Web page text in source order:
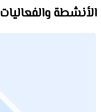
الأنشطة والفعاليات